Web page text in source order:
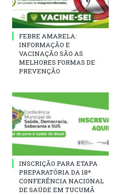
FEBRE AMARELA:
INFORMAÇÃO E
VACINAÇÃO SÃO AS
MELHORES FORMAS DE
PREVENÇÃO
INSCRIÇÃO PARA ETAPA
PREPARATÓRIA DA 18ª
CONFERÊNCIA NACIONAL
DE SAÚDE EM TUCUMÃ